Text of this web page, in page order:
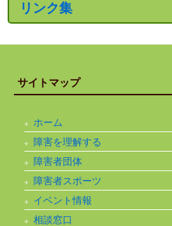
リンク集
サイトマップ
ホーム
障害を理解する
障害者団体
障害者スポーツ
イベント情報
相談窓口